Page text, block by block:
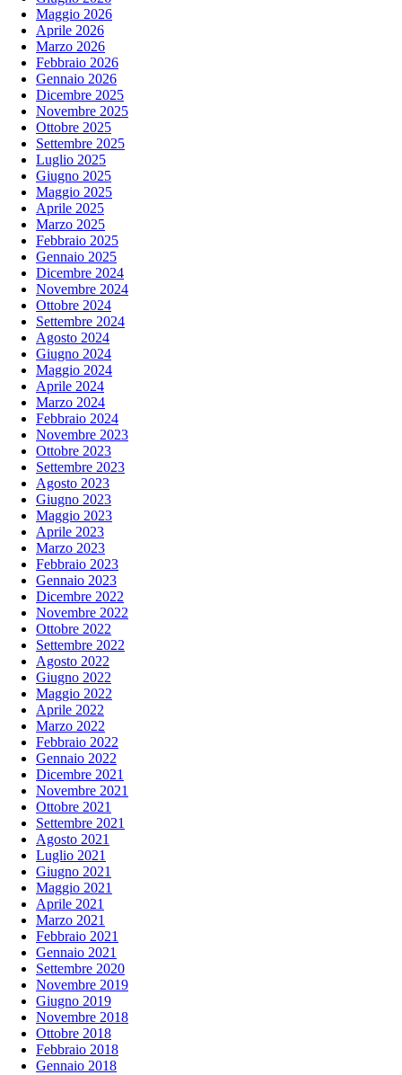
Maggio 2026
Aprile 2026
Marzo 2026
Febbraio 2026
Gennaio 2026
Dicembre 2025
Novembre 2025
Ottobre 2025
Settembre 2025
Luglio 2025
Giugno 2025
Maggio 2025
Aprile 2025
Marzo 2025
Febbraio 2025
Gennaio 2025
Dicembre 2024
Novembre 2024
Ottobre 2024
Settembre 2024
Agosto 2024
Giugno 2024
Maggio 2024
Aprile 2024
Marzo 2024
Febbraio 2024
Novembre 2023
Ottobre 2023
Settembre 2023
Agosto 2023
Giugno 2023
Maggio 2023
Aprile 2023
Marzo 2023
Febbraio 2023
Gennaio 2023
Dicembre 2022
Novembre 2022
Ottobre 2022
Settembre 2022
Agosto 2022
Giugno 2022
Maggio 2022
Aprile 2022
Marzo 2022
Febbraio 2022
Gennaio 2022
Dicembre 2021
Novembre 2021
Ottobre 2021
Settembre 2021
Agosto 2021
Luglio 2021
Giugno 2021
Maggio 2021
Aprile 2021
Marzo 2021
Febbraio 2021
Gennaio 2021
Settembre 2020
Novembre 2019
Giugno 2019
Novembre 2018
Ottobre 2018
Febbraio 2018
Gennaio 2018